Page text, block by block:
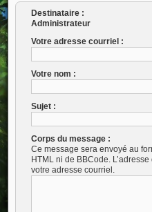
Destinataire :
Administrateur
Votre adresse courriel :
Votre nom :
Sujet :
Corps du message :
Ce message sera envoyé au
HTML ni de BBCode.
votre adresse courriel.